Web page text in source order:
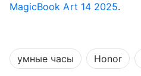
MagicBook Art 14 2025.
умные часы Honor